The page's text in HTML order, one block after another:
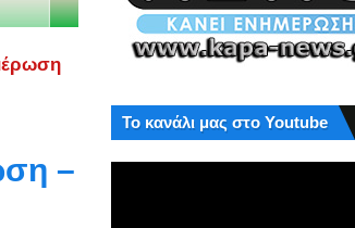
–
Το κανάλι μας στο Youtube